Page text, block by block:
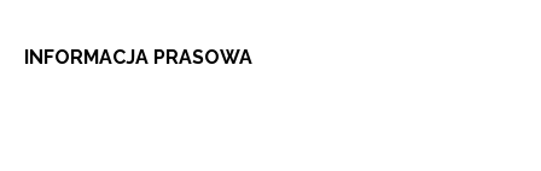
INFORMACJA PRASOWA